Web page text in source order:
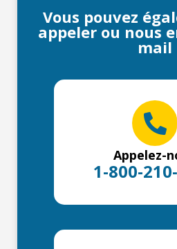
Vous pouvez
appeler ou nous
mail
Appelez-
1-800-